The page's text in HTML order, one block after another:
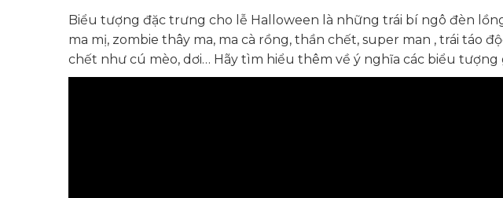
Biểu tượng đặc trưng cho lễ Halloween là những trái bí ngô đèn
ma mị, zombie thây ma, ma cà rồng, thần chết, super man , trái táo
chết như cú mèo, dơi… Hãy tìm hiểu thêm về ý nghĩa các biểu tượng